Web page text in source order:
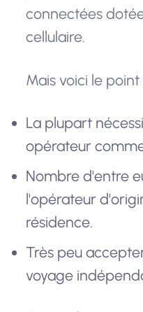
connectées
cellulaire.
Mais voici le point
La plupart
opérateur
Nombre d'entre
l'opérateur
résidence.
Très peu
voyage